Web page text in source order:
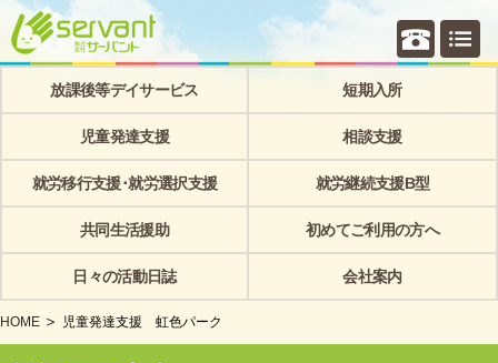
個別相
放課後等デイサービス 短期入所
児童発達支援 相談支援
就労移行支援･就労選択支援 就労継続支援B型
共同生活援助 初めてご利用の方へ
日々の活動日誌 会社案内
HOME 児童発達支援 虹色パーク